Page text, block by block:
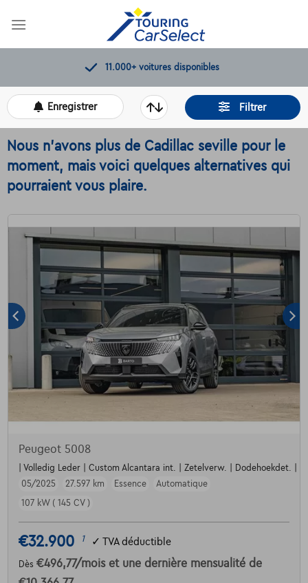
11.000+ voitures disponibles
Filtrer
Enregistrer
Nous n'avons plus de Cadillac seville pour le
moment, mais voici quelques alternatives qui
pourraient vous plaire.
Peugeot 5008
| Volledig Leder | Custom Alcantara int. | Zetelverw. | Dodehoekdet. |
05/2025
27.597 km Essence
Automatique
107 kW ( 145 CV )
€32.900 1 ✓ TVA déductible
Dès €496,77/mois et une dernière mensualité de